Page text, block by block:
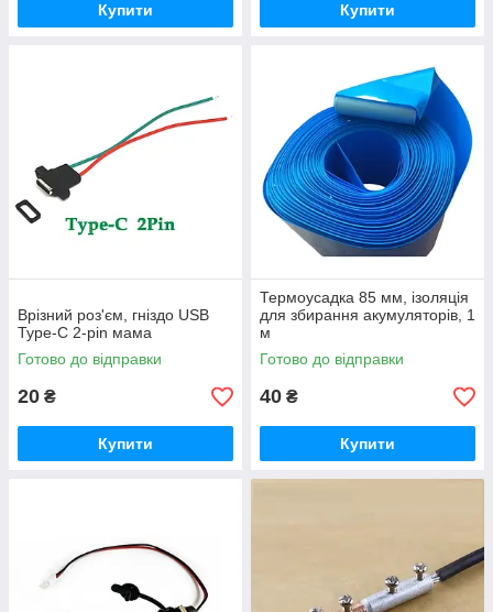
Купити Купити
Врізний роз'єм, гніздо USB
Type-C 2-pin мама
Готово до відправки
20 ₴
Купити
Термоусадка 85 мм, ізоляція
для збирання акумуляторів, 1
м
Готово до відправки
40 ₴
Купити